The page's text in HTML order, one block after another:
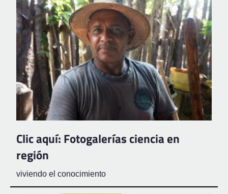
Clic aquí: Fotogalerías ciencia en
región
viviendo el conocimiento